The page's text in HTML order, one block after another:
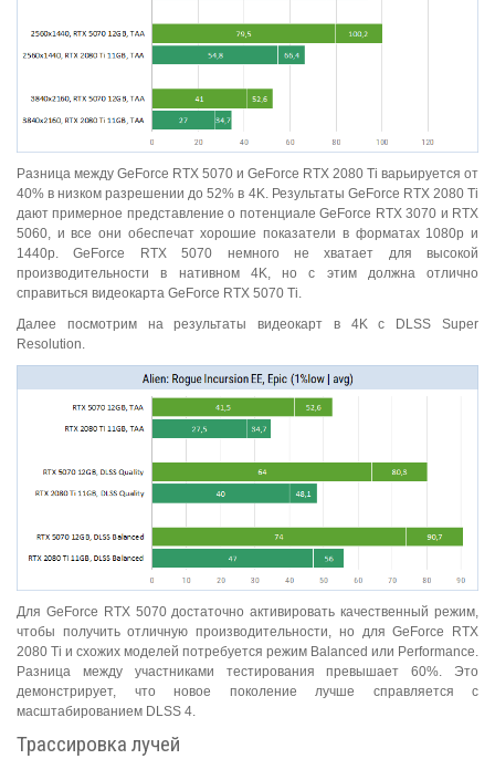
Разница между GeForce RTX 5070 и GeForce RTX 2080 Ti варьируется от
40% в низком разрешении до 52% в 4K. Результаты GeForce RTX 2080 Ti
дают примерное представление о потенциале GeForce RTX 3070 и RTX
5060, и все они обеспечат хорошие показатели в форматах 1080p и
1440p. GeForce RTX 5070 немного не хватает для высокой
производительности в нативном 4K, но с этим должна отлично
справиться видеокарта GeForce RTX 5070 Ti.
Далее посмотрим на результаты видеокарт в 4K с DLSS Super
Resolution.
Для GeForce RTX 5070 достаточно активировать качественный режим,
чтобы получить отличную производительности, но для GeForce RTX
2080 Ti и схожих моделей потребуется режим Balanced или Performance.
Разница между участниками тестирования превышает 60%. Это
демонстрирует, что новое поколение лучше справляется с
масштабированием DLSS 4.
Трассировка лучей